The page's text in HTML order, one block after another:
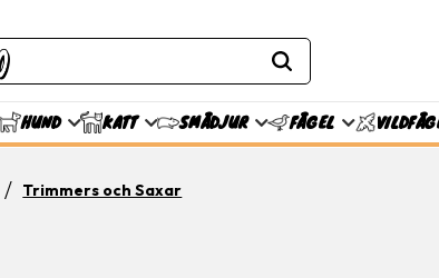
HUND KATT SMÅDJUR FÅGEL
Trimmers och Saxar